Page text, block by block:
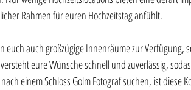
Rahmen für euren Hochzeitstag anfühlt.
auch großzügige Innenräume zur Verfügung,
eure Wünsche schnell und zuverlässig,
einem Schloss Golm Fotograf suchen, ist diese